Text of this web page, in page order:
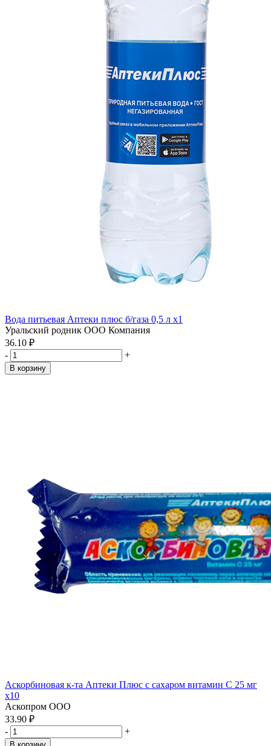
Вода питьевая Аптеки плюс б/газа 0,5 л x1
Уральский родник ООО Компания
36.10 ₽
-
+
В корзину
Аскорбиновая к-та Аптеки Плюс с сахаром витамин С 25 мг
x10
Аскопром ООО
33.90 ₽
-
+